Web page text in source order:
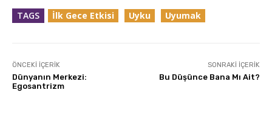
TAGS İlk Gece Etkisi Uyku Uyumak
ÖNCEKI İÇERIK
Dünyanın Merkezi:
Egosantrizm
SONRAKI İÇERIK
Bu Düşünce Bana Mı Ait?